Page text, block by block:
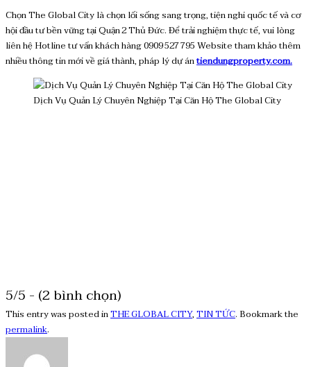
Chọn The Global City là chọn lối sống sang trọng, tiện nghi quốc tế và cơ
hội đầu tư bền vững tại Quận 2 Thủ Đức. Để trải nghiệm thực tế, vui lòng
liên hệ Hotline tư vấn khách hàng 0909 527 795 Website tham khảo thêm
nhiều thông tin mới về giá thành, pháp lý dự ántiendungproperty.com.
Dịch Vụ Quản Lý Chuyên Nghiệp Tại Căn Hộ The Global City
5/5 - (2 bình chọn)
This entry was posted inTHE GLOBAL CITY,TIN TỨC. Bookmark the
permalink.